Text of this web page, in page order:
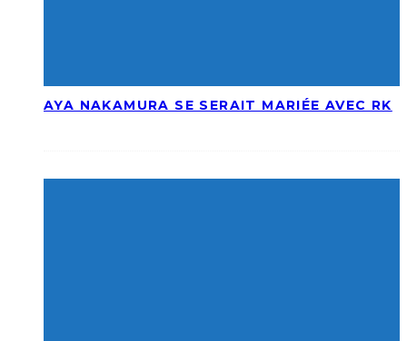
AYA NAKAMURA SE SERAIT MARIÉE AVEC RK